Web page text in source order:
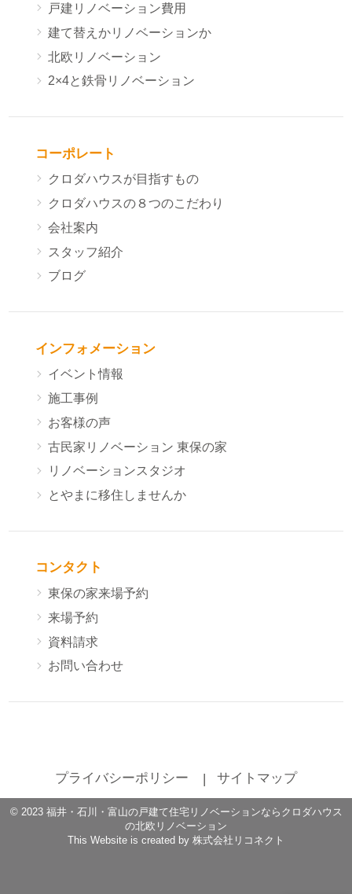
戸建リノベーション費用
建て替えかリノベーションか
北欧リノベーション
2×4と鉄骨リノベーション
コーポレート
クロダハウスが目指すもの
クロダハウスの８つのこだわり
会社案内
スタッフ紹介
ブログ
インフォメーション
イベント情報
施工事例
お客様の声
古民家リノベーション 東保の家
リノベーションスタジオ
とやまに移住しませんか
コンタクト
東保の家来場予約
来場予約
資料請求
お問い合わせ
プライバシーポリシー サイトマップ
© 2023 福井・石川・富山の戸建て住宅リノベーションならクロダハウス
の北欧リノベーション
This Website is created by 株式会社リコネクト